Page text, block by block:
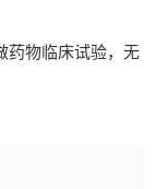
药物临床试验，无